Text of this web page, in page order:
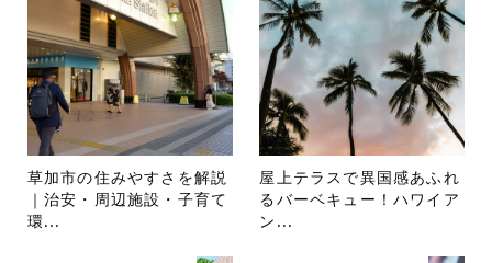
草加市の住みやすさを解説
｜治安・周辺施設・子育て
環...
屋上テラスで異国感あふれ
るバーベキュー！ハワイア
ン...